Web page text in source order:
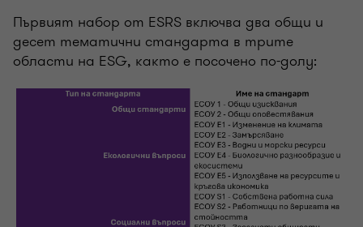
Първият набор от ESRS включва два общи и
десет тематични стандарта в трите
области на ESG, както е посочено по-долу: